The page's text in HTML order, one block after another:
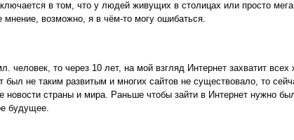
в том, что у людей живущих в столицах или просто
мнение, возможно, я в чём-то могу ошибаться.
то через 10 лет, на мой взгляд Интернет захватит
не таким развитым и многих сайтов не существовало, то
страны и мира. Раньше чтобы зайти в Интернет нужно
будущее.